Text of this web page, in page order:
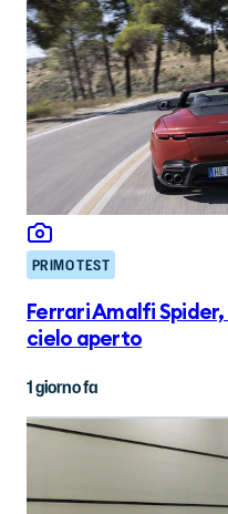
PRIMO TEST
Ferrari Amalfi
cielo aperto
1 giorno fa